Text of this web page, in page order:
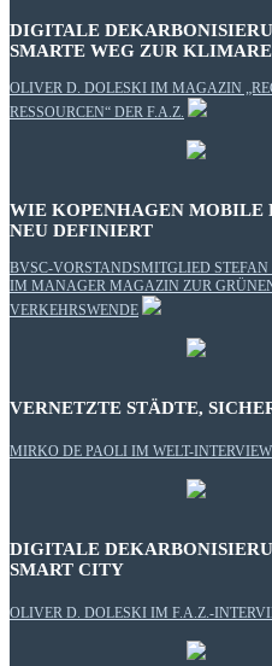
DIGITALE
SMARTE WEG ZUR
OLIVER D. DOLESKI IM MAGAZIN
RESSOURCEN“ DER F.A.Z.
WIE KOPENHAGEN MOBILE
NEU DEFINIERT
BVSC-VORSTANDSMITGLIED
IM MANAGER MAGAZIN ZUR
VERKEHRSWENDE
VERNETZTE STÄDTE,
MIRKO DE PAOLI IM WELT-INTERVIEW
DIGITALE
SMART CITY
OLIVER D. DOLESKI IM F.A.Z.-